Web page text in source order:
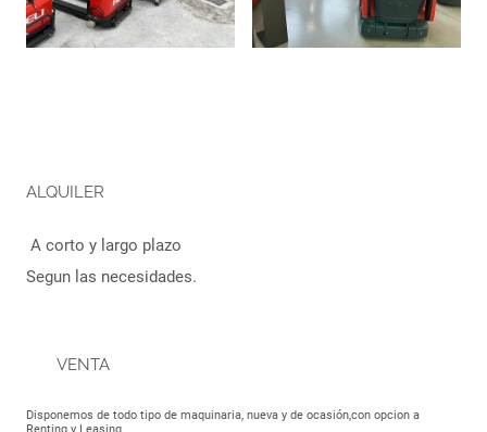
ALQUILER
A corto y largo plazo
Segun las necesidades.
VENTA
Disponemos de todo tipo de maquinaria, nueva y de ocasión,con opcion a
Renting y Leasing